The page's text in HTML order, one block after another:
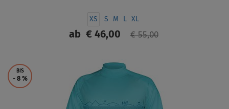
XS S M L XL
ab€ 46,00 € 55,00
BIS
- 8 %